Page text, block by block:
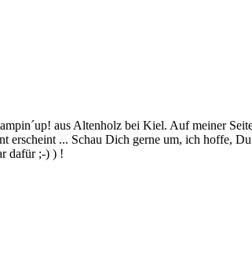
aus Altenholz bei Kiel. Auf meiner
erscheint ... Schau Dich gerne um, ich hoffe,
dafür ;-) ) !